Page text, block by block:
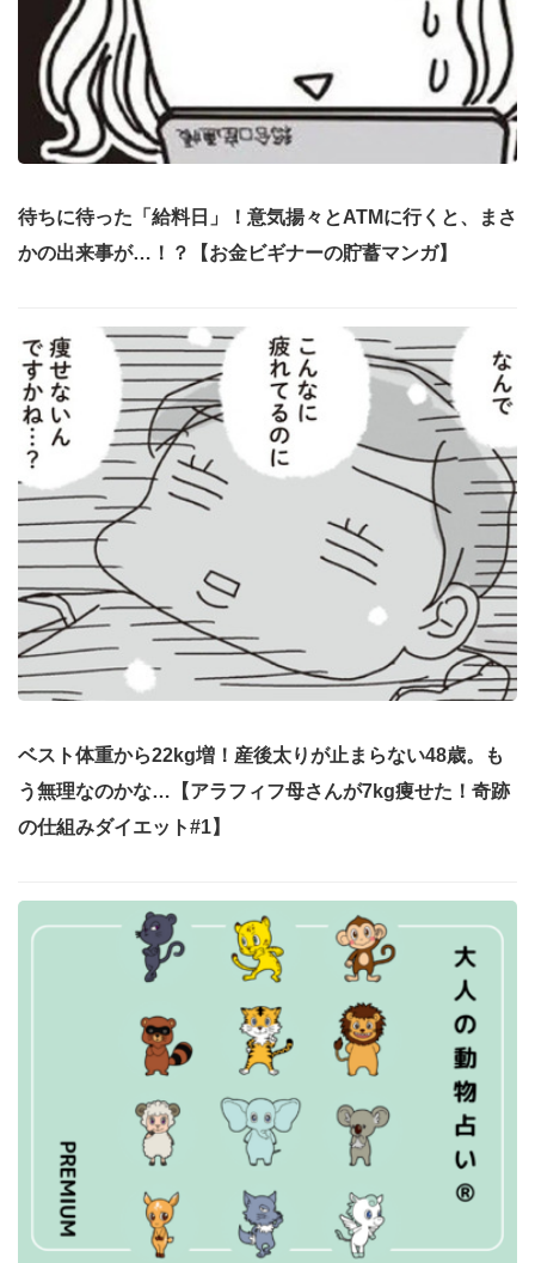
待ちに待った「給料日」！意気揚々とATMに行くと、まさ
かの出来事が…！？【お金ビギナーの貯蓄マンガ】
ベスト体重から22kg増！産後太りが止まらない48歳。も
う無理なのかな…【アラフィフ母さんが7kg痩せた！奇跡
の仕組みダイエット#1】